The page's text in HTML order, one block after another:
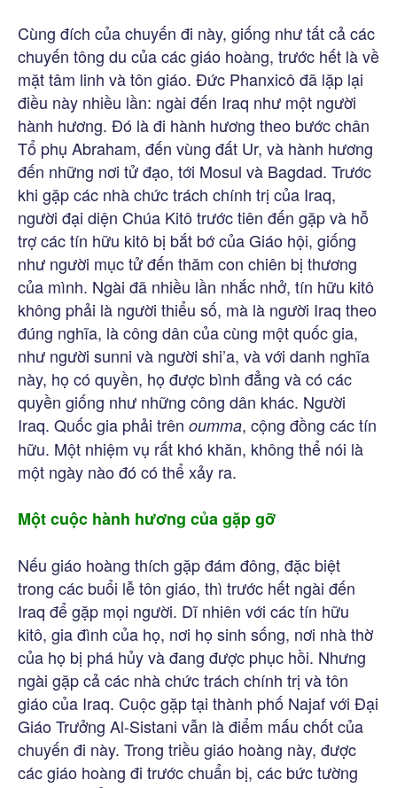
Cùng đích của chuyến đi này, giống như tất cả các
chuyến tông du của các giáo hoàng, trước hết là về
mặt tâm linh và tôn giáo. Đức Phanxicô đã lặp lại
điều này nhiều lần: ngài đến Iraq như một người
hành hương. Đó là đi hành hương theo bước chân
Tổ phụ Abraham, đến vùng đất Ur, và hành hương
đến những nơi tử đạo, tới Mosul và Bagdad. Trước
khi gặp các nhà chức trách chính trị của Iraq,
người đại diện Chúa Kitô trước tiên đến gặp và hỗ
trợ các tín hữu kitô bị bắt bớ của Giáo hội, giống
như người mục tử đến thăm con chiên bị thương
của mình. Ngài đã nhiều lần nhắc nhở, tín hữu kitô
không phải là người thiểu số, mà là người Iraq theo
đúng nghĩa, là công dân của cùng một quốc gia,
như người sunni và người shi’a, và với danh nghĩa
này, họ có quyền, họ được bình đẳng và có các
quyền giống như những công dân khác. Người
Iraq. Quốc gia phải trên oumma, cộng đồng các tín
hữu. Một nhiệm vụ rất khó khăn, không thể nói là
một ngày nào đó có thể xảy ra.
Một cuộc hành hương của gặp gỡ
Nếu giáo hoàng thích gặp đám đông, đặc biệt
trong các buổi lễ tôn giáo, thì trước hết ngài đến
Iraq để gặp mọi người. Dĩ nhiên với các tín hữu
kitô, gia đình của họ, nơi họ sinh sống, nơi nhà thờ
của họ bị phá hủy và đang được phục hồi. Nhưng
ngài gặp cả các nhà chức trách chính trị và tôn
giáo của Iraq. Cuộc gặp tại thành phố Najaf với Đại
Giáo Trưởng Al-Sistani vẫn là điểm mấu chốt của
chuyến đi này. Trong triều giáo hoàng này, được
các giáo hoàng đi trước chuẩn bị, các bức tường